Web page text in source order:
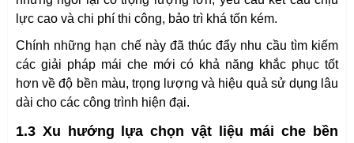
lực cao và chi phí thi công, bảo trì khá tốn kém.
Chính những hạn chế này đã thúc đẩy nhu cầu tìm kiếm
các giải pháp mái che mới có khả năng khắc phục tốt
hơn về độ bền màu, trọng lượng và hiệu quả sử dụng lâu
dài cho các công trình hiện đại.
1.3 Xu hướng lựa chọn vật liệu mái che bền